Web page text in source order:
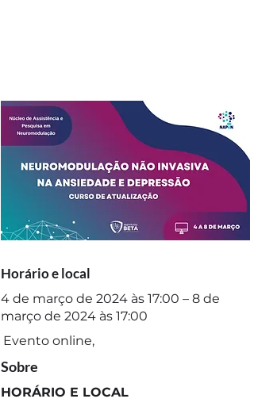
Horário e local
4 de março de 2024 às 17:00 – 8 de
março de 2024 às 17:00
Evento online,
Sobre
HORÁRIO E LOCAL